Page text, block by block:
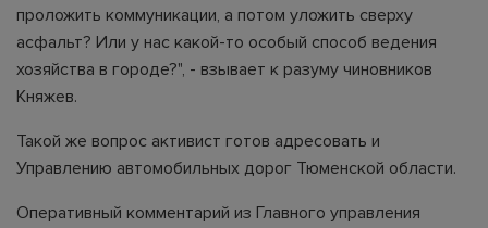
проложить коммуникации, а потом уложить сверху
асфальт? Или у нас какой-то особый способ ведения
хозяйства в городе?", - взывает к разуму чиновников
Княжев.
Такой же вопрос активист готов адресовать и
Управлению автомобильных дорог Тюменской области.
Оперативный комментарий из Главного управления